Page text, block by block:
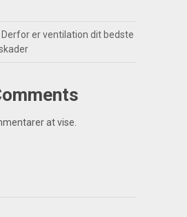
er ventilation dit bedste
at vise.